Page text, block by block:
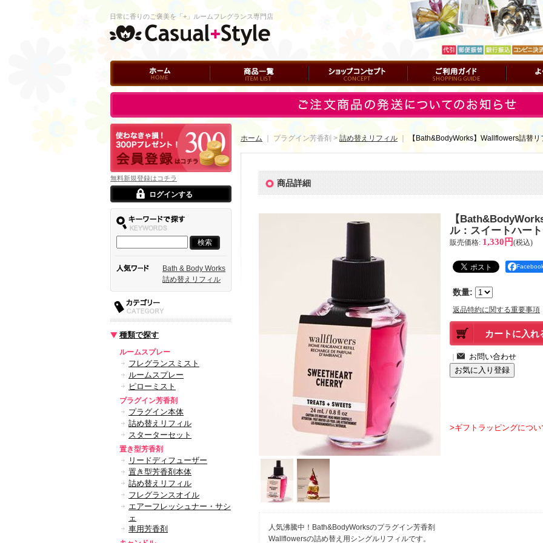
ホーム 商品一覧 ショップコンセプト ご利用ガイド よくある
日常に香りのご褒美を「+」ルームフレグランス専門店
ログイン
無料新規登録はコチラ
ログインする
Bath & Body Works
詰め替えリフィル
種類で探す
ルームスプレー
フレグランスミスト
ルームスプレー
ピローミスト
プラグイン芳香剤
プラグイン本体
詰め替えリフィル
スターターセット
置き型芳香剤
リードディフューザー
置き型芳香剤本体
詰め替えリフィル
フレグランスオイル
エアーフレッシュナー・サシ
ェ
車用芳香剤
ホーム ｜ プラグイン芳香剤 > 詰め替えリフィル 【Bath&BodyWorks】Wallflowers詰替
商品詳細
【
ル：スイートハー
販売価格: 1,330円(税込)
数量:
返品特約に関する重要事項
>ギフトラッピングについ
人気沸騰中！Bath&BodyWorksのプラグイン芳香剤
Wallflowersの詰め替え用シングルリフィルです。